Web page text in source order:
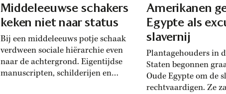
Middeleeuwse schakers
keken niet naar status
Bij een middeleeuws potje schaak
verdween sociale hiërarchie even
naar de achtergrond. Eigentijdse
manuscripten, schilderijen en
Amerikanen
Egypte als
slavernij
Plantagehouders in
Staten begonnen
Oude Egypte om de
rechtvaardigen. Ze